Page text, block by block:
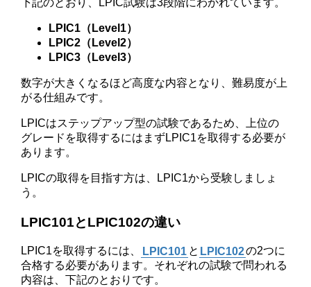
下記のとおり、LPIC試験は3段階にわかれています。
LPIC1（Level1）
LPIC2（Level2）
LPIC3（Level3）
数字が大きくなるほど高度な内容となり、難易度が上
がる仕組みです。
LPICはステップアップ型の試験であるため、上位の
グレードを取得するにはまずLPIC1を取得する必要が
あります。
LPICの取得を目指す方は、LPIC1から受験しましょ
う。
LPIC101とLPIC102の違い
LPIC1を取得するには、 LPIC101 と LPIC102の2つに
合格する必要があります。それぞれの試験で問われる
内容は、下記のとおりです。